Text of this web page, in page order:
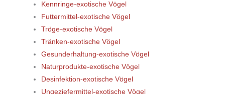
Kennringe-exotische Vögel
Futtermittel-exotische Vögel
Tröge-exotische Vögel
Tränken-exotische Vögel
Gesunderhaltung-exotische Vögel
Naturprodukte-exotische Vögel
Desinfektion-exotische Vögel
Ungeziefermittel-exotische Vögel